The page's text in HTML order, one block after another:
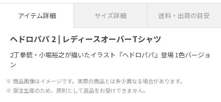
アイテム詳細 サイズ詳細 送料・出荷の目安
ヘドロパパ 2 | レディースオーバーTシャツ
2丁拳銃・小堀裕之が描いたイラスト『ヘドロパパ』登場 1色バージョ
ン
商品画像はイメージです。実際の商品とは多少異なる場合があります。
受注生産のため、原則として返品をお受けできません。